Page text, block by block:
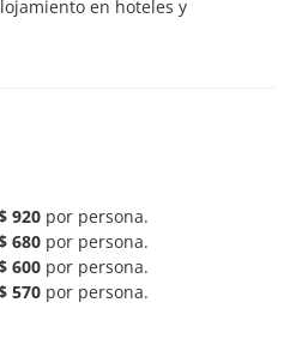
en hoteles y
920 por persona.
680 por persona.
600 por persona.
570 por persona.